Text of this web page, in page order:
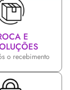
E
o recebimento